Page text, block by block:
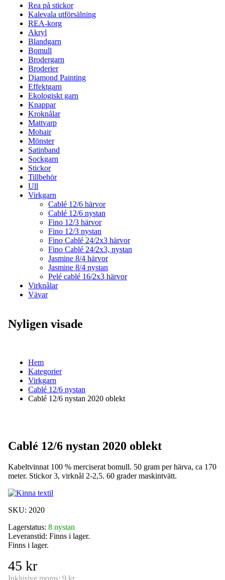
Rea på stickor
Kalevala utförsälning
REA-korg
Akryl
Blandgarn
Bomull
Brodergarn
Broderier
Diamond Painting
Effektgarn
Ekologiskt garn
Knappar
Kroknålar
Mattvarp
Mohair
Mönster
Satinband
Sockgarn
Stickor
Tillbehör
Ull
Virkgarn
Cablé 12/6 härvor
Cablé 12/6 nystan
Fino 12/3 härvor
Fino 12/3 nystan
Fino Cablé 24/2x3 härvor
Fino Cablé 24/2x3, nystan
Jasmine 8/4 härvor
Jasmine 8/4 nystan
Pelé cablé 16/2x3 härvor
Virknålar
Vävar
Nyligen visade
Hem
Kategorier
Virkgarn
Cablé 12/6 nystan
Cablé 12/6 nystan 2020 oblekt
Cablé 12/6 nystan 2020 oblekt
Kabeltvinnat 100 % merciserat bomull. 50 gram per härva, ca 170
meter. Stickor 3, virknål 2-2,5. 60 grader maskintvätt.
SKU: 2020
Lagerstatus: 8 nystan
Leveranstid: Finns i lager.
Finns i lager.
45 kr